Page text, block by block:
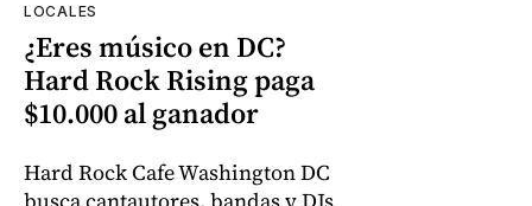
LOCALES
¿Eres músico en DC?
Hard Rock Rising paga
$10.000 al ganador
Hard Rock Cafe Washington DC